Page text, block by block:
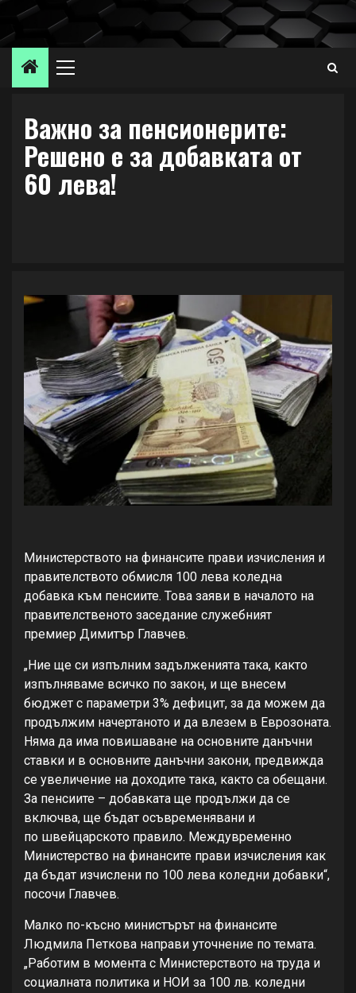
Skip
content
Primary
Важно за пенсионерите:
Решено е за добавката от
60 лева!
Министерството на финансите прави изчисления и
правителството обмисля 100 лева коледна
добавка към пенсиите. Това заяви в началото на
правителственото заседание служебният
премиер Димитър Главчев.
„Ние ще си изпълним задълженията така, както
изпълняваме всичко по закон, и ще внесем
бюджет с параметри 3% дефицит, за да можем да
продължим начертаното и да влезем в Еврозоната.
Няма да има повишаване на основните данъчни
ставки и в основните данъчни закони, предвижда
се увеличение на доходите така, както са обещани.
За пенсиите – добавката ще продължи да се
включва, ще бъдат осъвременявани и
по швейцарското правило. Междувременно
Министерство на финансите прави изчисления как
да бъдат изчислени по 100 лева коледни добавки“,
посочи Главчев.
Малко по-късно министърът на финансите
Людмила Петкова направи уточнение по темата.
„Работим в момента с Министерството на труда и
социалната политика и НОИ за 100 лв. коледни